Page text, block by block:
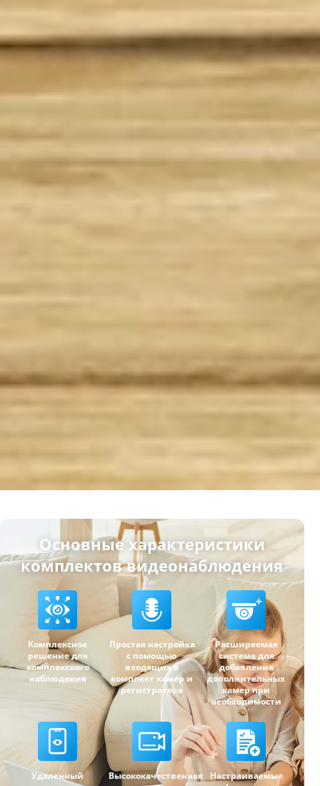
Основные характеристики
комплектов видеонаблюдения
Комплексное
решение для
комплексного
наблюдения
Простая настройка
с помощью
входящих в
комплект камер и
регистратора
Расширяемая
система для
добавления
дополнительных
камер при
необходимости
Удаленный
Высококачественная
Настраиваемые